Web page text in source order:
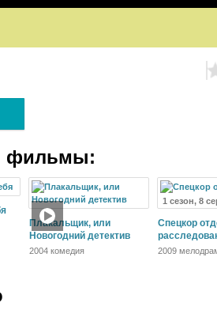
фильмы:
Плакальщик, или
Новогодний детектив
2004 комедия
1 сезон, 8
Спецкор
2009